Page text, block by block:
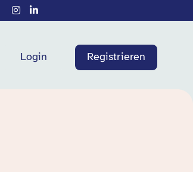
Login Registrieren